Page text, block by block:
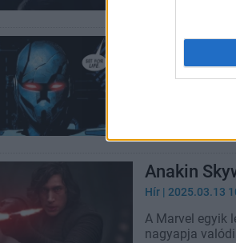
Ez a Star
korszak
A múlt sith
Anakin
Hír | 2025.03.13
A Marvel egyik
nagyapja